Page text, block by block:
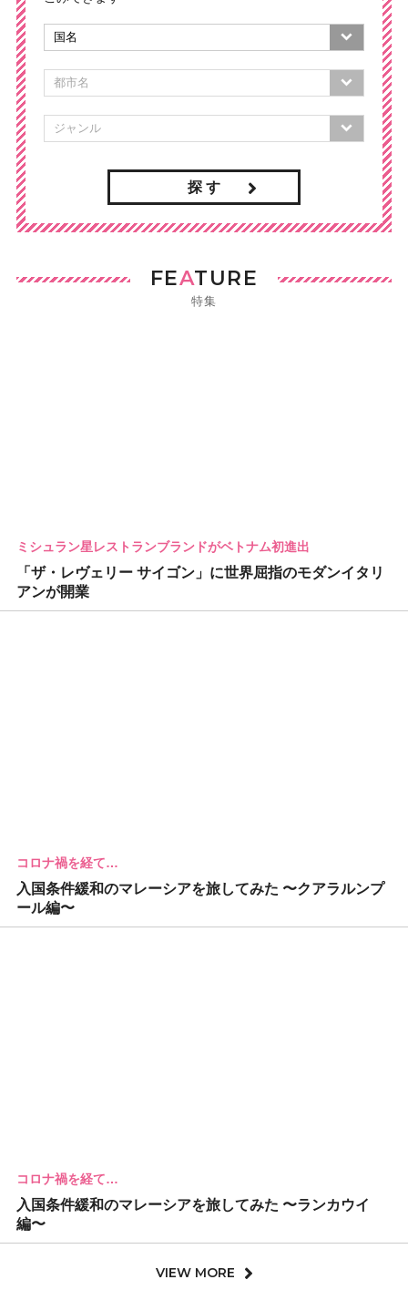
探 す
FEATURE
特集
ミシュラン星レストランブランドがベトナム初進出
「ザ・レヴェリー サイゴン」に世界屈指のモダンイタリ
アンが開業
コロナ禍を経て…
入国条件緩和のマレーシアを旅してみた 〜クアラルンプ
ール編〜
コロナ禍を経て…
入国条件緩和のマレーシアを旅してみた 〜ランカウイ
編〜
VIEW MORE